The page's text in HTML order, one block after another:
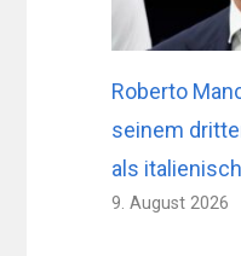
Roberto
seinem
als
9. August 2026